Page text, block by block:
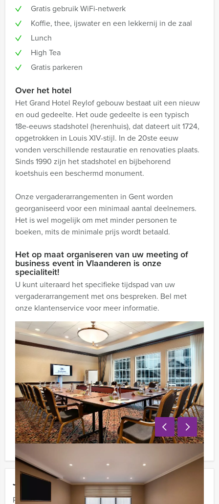
Jouw uitje
Prijs: Vanaf € 79,50 p.p. excl. BTW
Gratis gebruik WiFi-netwerk
Koffie, thee, ijswater en een lekkernij in de zaal
Lunch
High Tea
Gratis parkeren
Over het hotel
Het Grand Hotel Reylof gebouw bestaat uit een nieuw
en oud gedeelte. Het oude gedeelte is een typisch
18e-eeuws stadshotel (herenhuis), dat dateert uit 1724,
opgetrokken in Louis XIV-stijl. In de 20ste eeuw
vonden verschillende restauratie en renovaties plaats.
Sinds 1990 zijn het stadshotel en bijbehorend
koetshuis een beschermd monument.
Onze vergaderarrangementen in Gent worden
georganiseerd voor een minimaal aantal deelnemers.
Het is wel mogelijk om met minder personen te
boeken, mits de minimale prijs wordt betaald.
Het op maat organiseren van uw meeting of
business event in Vlaanderen is onze
specialiteit!
U kunt uiteraard het specifieke tijdspad van uw
vergaderarrangement met ons bespreken. Bel met
onze klantenservice voor meer informatie.